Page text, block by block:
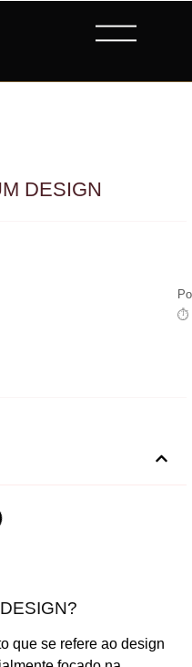
DESIGN
⏱
que se refere ao design